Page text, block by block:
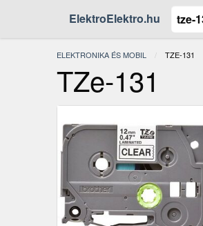
ElektroElektro.hu
ELEKTRONIKA ÉS MOBIL JELENLEGI:
TZE-131
TZe-131